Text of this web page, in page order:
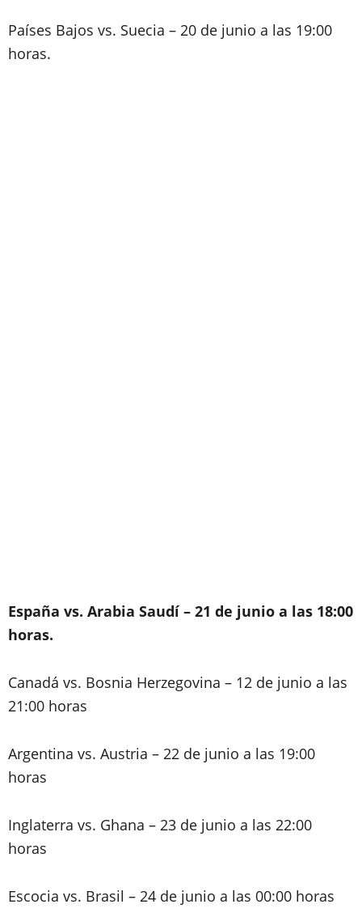
Países Bajos vs. Suecia – 20 de junio a las 19:00
horas.
España vs. Arabia Saudí – 21 de junio a las 18:00
horas.
Canadá vs. Bosnia Herzegovina – 12 de junio a las
21:00 horas
Argentina vs. Austria – 22 de junio a las 19:00
horas
Inglaterra vs. Ghana – 23 de junio a las 22:00
horas
Escocia vs. Brasil – 24 de junio a las 00:00 horas